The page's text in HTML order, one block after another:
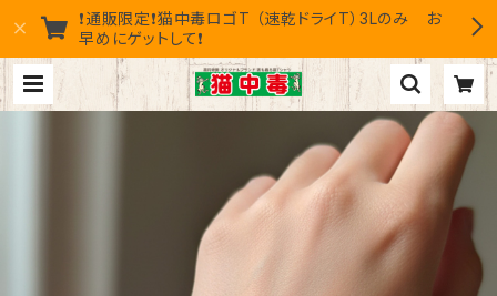
❗通販限定❗猫中毒ロゴT （速乾ドライT）3Lのみ お
早めにゲットして❗